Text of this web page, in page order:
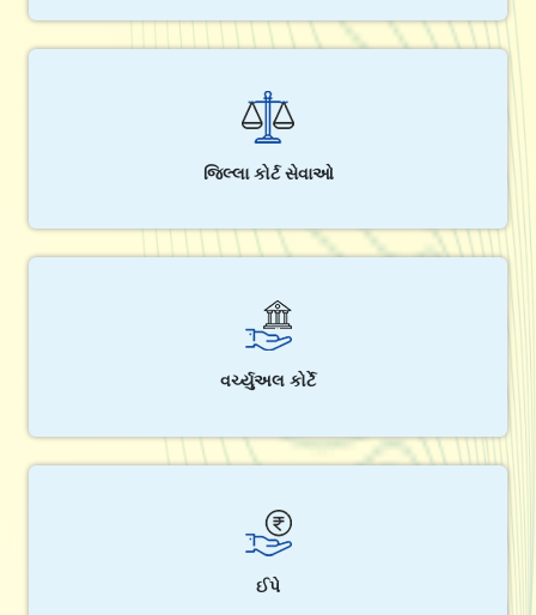
જિલ્લા કોર્ટ સેવાઓ
વર્ચ્યુઅલ કોર્ટે
ઈપે